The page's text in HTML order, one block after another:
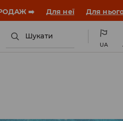
ЗАВАНТАЖИТИ ДОДАТОК
Шукати
UA